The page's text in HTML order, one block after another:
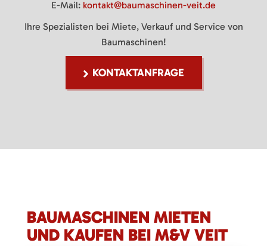
E-Mail: kontakt@baumaschinen-veit.de
Ihre Spezialisten bei Miete, Verkauf und Service von
Baumaschinen!
KONTAKTANFRAGE
BAUMASCHINEN MIETEN
UND KAUFEN BEI M&V VEIT